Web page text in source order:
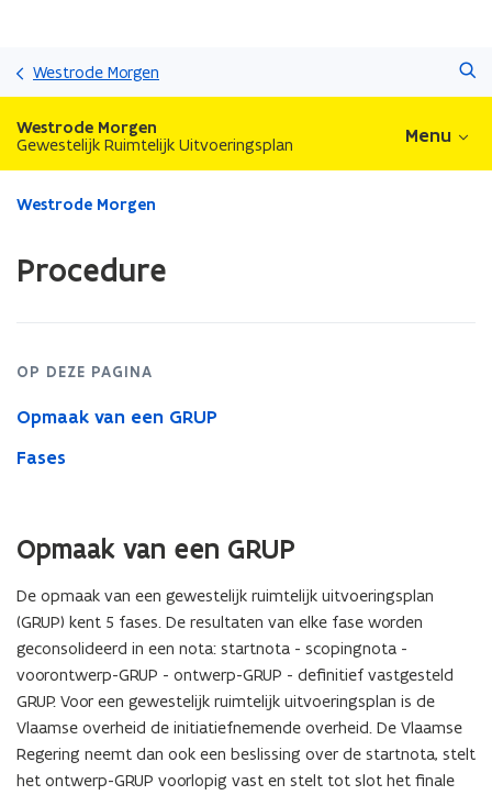
inhoud
Westrode Morgen
Westrode Morgen
Gewestelijk Ruimtelijk Uitvoeringsplan Menu
Gedaan
Procedure
Westrode Morgen
Procedure
OP DEZE PAGINA
Opmaak van een GRUP
Fases
Opmaak van een GRUP
De opmaak van een gewestelijk ruimtelijk uitvoeringsplan
(GRUP) kent 5 fases. De resultaten van elke fase worden
geconsolideerd in een nota: startnota - scopingnota -
voorontwerp-GRUP - ontwerp-GRUP - definitief vastgesteld
GRUP. Voor een gewestelijk ruimtelijk uitvoeringsplan is de
Vlaamse overheid de initiatiefnemende overheid. De Vlaamse
Regering neemt dan ook een beslissing over de startnota, stelt
het ontwerp-GRUP voorlopig vast en stelt tot slot het finale